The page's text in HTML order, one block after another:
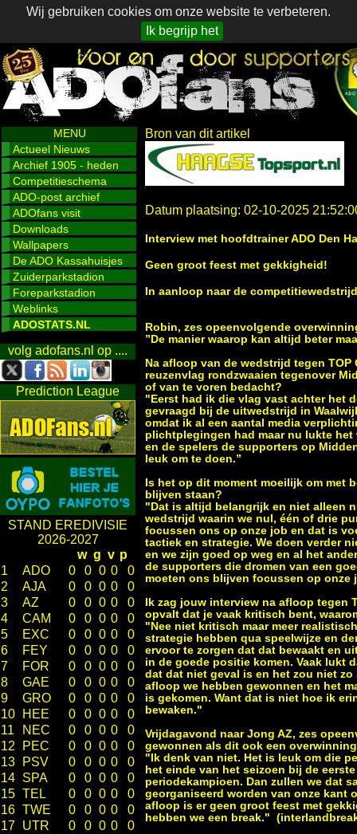
Wij gebruiken cookies om onze website te verbeteren.
Ik begrijp het
MENU
Actueel Nieuws
Archief 1905 - heden
Competitieschema
ADO-post archief
ADOfans visit
Downloads
Wallpapers
De ADO Kassahuisjes
Zuiderparkstadion
Foreparkstadion
Weblinks
ADOSTATS.NL
volg adofans.nl op ....
Prediction League
STAND EREDIVISIE
2026-2027
w g v p
1
ADO 0 0 0 0
0
2
AJA 0 0 0 0
0
3
AZ 0 0 0 0
0
4
CAM 0 0 0 0
0
5
EXC 0 0 0 0
0
6
FEY 0 0 0 0
0
7
FOR 0 0 0 0
0
8
GAE 0 0 0 0
0
9
GRO 0 0 0 0
0
10
HEE 0 0 0 0
0
11
NEC 0 0 0 0
0
12
PEC 0 0 0 0
0
13
PSV 0 0 0 0
0
14 SPA 0 0 0 0
0
15 TEL 0 0 0 0
0
16 TWE 0 0 0 0
0
17 UTR 0 0 0 0
0
Bron van dit artikel
Datum plaatsing: 02-10-2025
Interview met hoofdtrainer ADO Den
Geen groot feest met gekkigheid!
In aanloop naar de
Robin, zes opeenvolgende
”De manier waarop kan altijd beter
Na afloop van de wedstrijd tegen TOP
reuzenvlag rondzwaaien tegenover
of van te voren bedacht?
"Eerst had ik die vlag vast achter het
gevraagd bij de uitwedstrijd in
omdat ik al een aantal media
plichtplegingen had maar nu lukte het
en de spelers de supporters op
leuk om te doen.”
Is het op dit moment moeilijk om met
blijven staan?
"Dat is altijd belangrijk en niet alleen
wedstrijd waarin we nul, één of drie
focussen ons op onze job en dat is
tactiek en strategie. We doen verder
en we zijn goed op weg en al het
de supporters die dromen van een
moeten ons blijven focussen op onze
Ik zag jouw interview na afloop tegen
opvalt dat je vaak kritisch bent,
"Nee niet kritisch maar meer
strategie hebben qua speelwijze en
ervoor te zorgen dat dat bewaakt en
in de goede positie komen. Vaak lukt
dat dat niet geval is en het zou niet
afloop we hebben gewonnen en het
is gekomen. Want dat is niet hoe ik
bewaken."
Vrijdagavond naar Jong AZ, zes
gewonnen als dit ook een
"Ik denk van niet. Het is leuk om die
het einde van het seizoen bij de
periodekampioen. Dan zullen we dat
georganiseerd worden van onze kant
afloop is er geen groot feest met
hebben we een break."